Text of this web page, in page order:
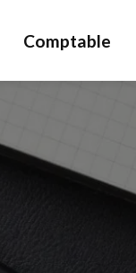
Comptable